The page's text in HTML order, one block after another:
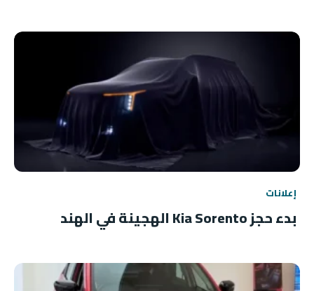
إعلانات
بدء حجز Kia Sorento الهجينة في الهند